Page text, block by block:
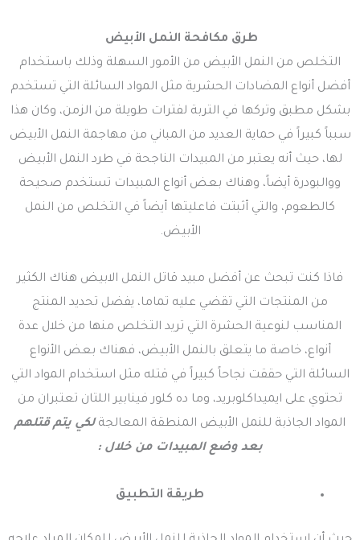
طرق مكافحة النمل الأبيض
التخلص من النمل الأبيض من الأمور السهلة وذلك باستخدام
أفضل أنواع المضادات الحشرية مثل المواد السائلة التي تستخدم
بشكل مطبق وتركها في التربة لفترات طويلة من الزمن، وكان هذا
سبباً كبيراً في حماية العديد من المباني من مهاجمة النمل الأبيض
لها، حيث أنه يعتبر من المبيدات الناجحة في طرد النمل الأبيض
ووالبودرة أيضاً، وهناك بعض أنواع المبيدات تستخدم صحيحة
كالطعوم، والتي أثبتت فاعليتها أيضاً في التخلص من النمل
الأبيض.
فاذا كنت تبحث عن أفضل مبيد قاتل النمل الابيض هناك الكثير
من المنتجات التي تقضي عليه تماما، يفضل تحديد المنتج
المناسب لنوعية الحشرة التي تريد التخلص منها من خلال عدة
أنواع، خاصة ما يتعلق بالنمل الأبيض، فهناك بعض الأنواع
السائلة التي حققت نجاحاً كبيراً في قتله مثل استخدام المواد التي
تحتوي على ايميداكلوبريد، وما ده كلور فينابير اللتان تعتبران من
المواد الجاذبة للنمل الأبيض المنطقة المعالجةلكي يتم قتلهم
بعد وضع المبيدات من خلال :
طريقة التطبيق